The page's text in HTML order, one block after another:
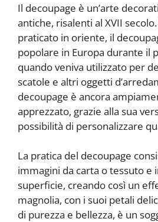
Il decoupage è un’arte
antiche, risalenti al XVII
praticato in oriente, il
popolare in Europa durante il
quando veniva utilizzato per
scatole e altri oggetti
decoupage è ancora
apprezzato, grazie alla sua
possibilità di personalizzare
La pratica del decoupage
immagini da carta o tessuto e
superficie, creando così un
magnolia, con i suoi petali
di purezza e bellezza, è un